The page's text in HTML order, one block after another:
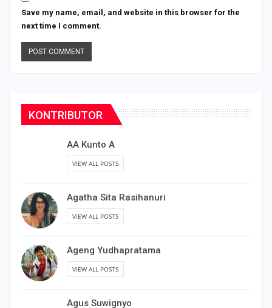
Save my name, email, and website in this browser for the
next time I comment.
KONTRIBUTOR
AA Kunto A
VIEW ALL POSTS
Agatha Sita Rasihanuri
VIEW ALL POSTS
Ageng Yudhapratama
VIEW ALL POSTS
Agus Suwignyo